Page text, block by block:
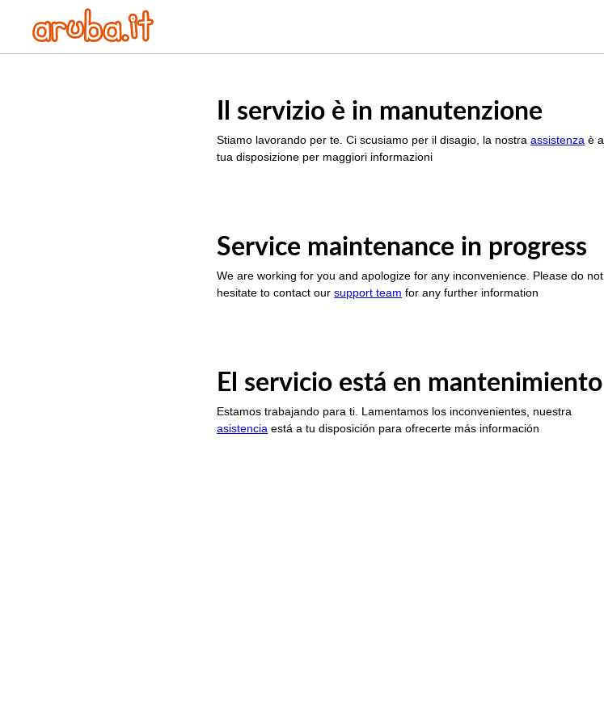
Il servizio è in manutenzione
Stiamo lavorando per te. Ci scusiamo per il disagio, la nostraassistenza è a
tua disposizione per maggiori informazioni
Service maintenance in progress
We are working for you and apologize for any inconvenience. Please do not
hesitate to contact oursupport team for any further information
El servicio está en mantenimiento
Estamos trabajando para ti. Lamentamos los inconvenientes, nuestra
asistencia está a tu disposición para ofrecerte más información